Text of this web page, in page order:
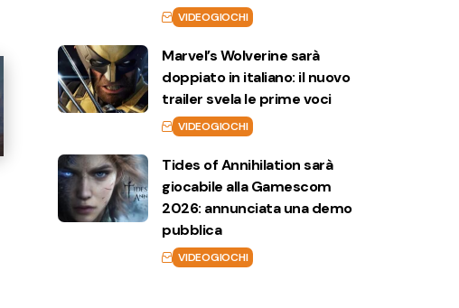
VIDEOGIOCHI
Marvel’s Wolverine sarà
doppiato in italiano: il nuovo
trailer svela le prime voci
VIDEOGIOCHI
Tides of Annihilation sarà
giocabile alla Gamescom
2026: annunciata una demo
pubblica
VIDEOGIOCHI